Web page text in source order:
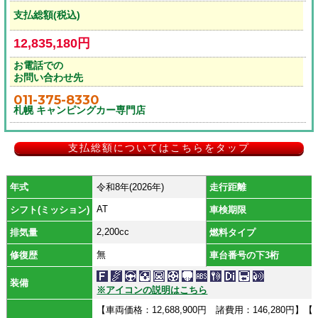
支払総額(税込)
12,835,180円
お電話での
お問い合わせ先
011-375-8330
札幌 キャンピングカー専門店
支払総額についてはこちらをタップ
年式 令和8年(2026年) 走行距離
シフト(ミッション) AT 車検期限
排気量 2,200cc 燃料タイプ
修復歴 無 車台番号の下3桁
装備
※アイコンの説明はこちら
【車両価格：12,688,900円 諸費用：146,280円】